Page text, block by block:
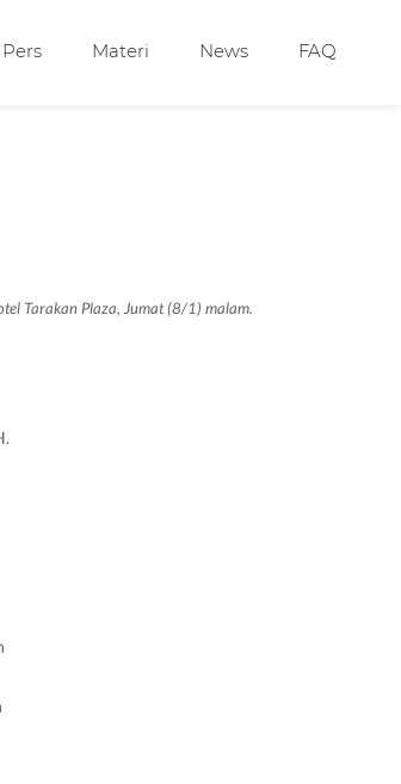
Materi News FAQ
Tarakan Plaza, Jumat (8/1) malam.